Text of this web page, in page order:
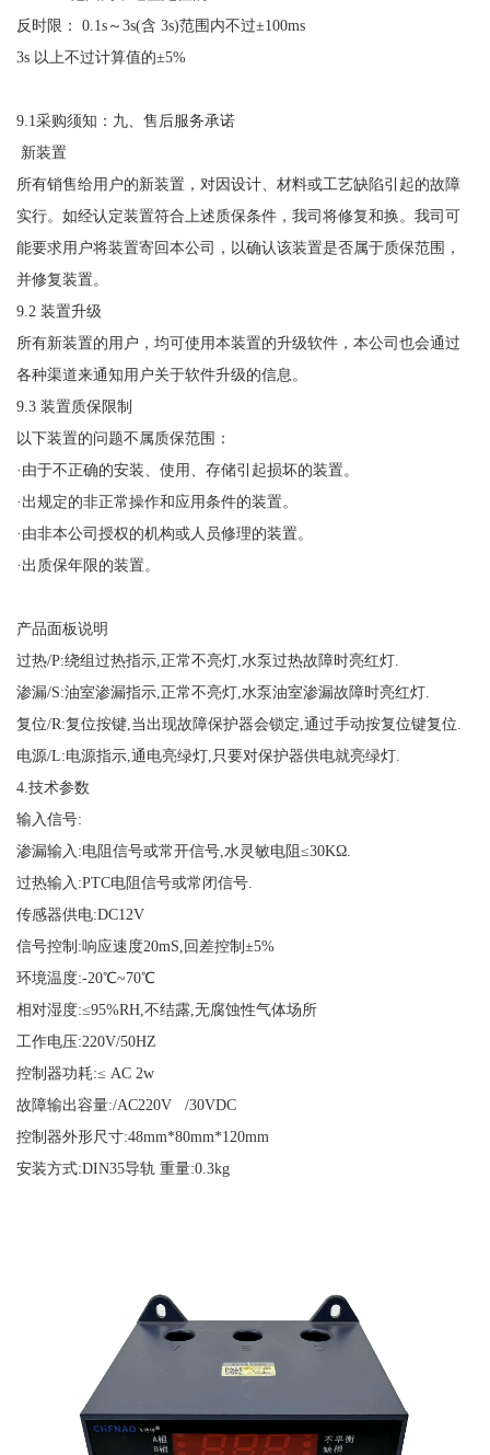
反时限：
0.1s～3s(含 3s)范围内不过±100ms
3s 以上不过计算值的±5%
9.1采购须知：九、售后服务承诺
新装置
所有销售给用户的新装置，对因设计、材料或工艺缺陷引起的故障
实行。如经认定装置符合上述质保条件，我司将修复和换。我司可
能要求用户将装置寄回本公司，以确认该装置是否属于质保范围，
并修复装置。
9.2 装置升级
所有新装置的用户，均可使用本装置的升级软件，本公司也会通过
各种渠道来通知用户关于软件升级的信息。
9.3 装置质保限制
以下装置的问题不属质保范围：
·由于不正确的安装、使用、存储引起损坏的装置。
·出规定的非正常操作和应用条件的装置。
·由非本公司授权的机构或人员修理的装置。
·出质保年限的装置。
产品面板说明
过热/P:绕组过热指示,正常不亮灯,水泵过热故障时亮红灯.
渗漏/S:油室渗漏指示,正常不亮灯,水泵油室渗漏故障时亮红灯.
复位/R:复位按键,当出现故障保护器会锁定,通过手动按复位键复位.
电源/L:电源指示,通电亮绿灯,只要对保护器供电就亮绿灯.
4.技术参数
输入信号:
渗漏输入 :电阻信号或常开信号,水灵敏电阻≤30KΩ.
过热输入 :PTC电阻信号或常闭信号.
传感器供电:DC12V
信号控制 :响应速度20mS,回差控制±5%
环境温度:-20℃~70℃
相对湿度:≤95%RH,不结露,无腐蚀性气体场所
工作电压:220V/50HZ
控制器功耗:≤ AC 2w
故障输出容量:/AC220V /30VDC
控制器外形尺寸:48mm*80mm*120mm
安装方式:DIN35导轨 重量:0.3kg